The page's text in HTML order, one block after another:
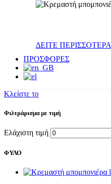
ΔΕΙΤΕ ΠΕΡΙΣΣΟΤΕΡΑ
ΠΡΟΣΦΟΡΕΣ
Κλείστε το
Φιλτράρισμα με τιμή
Ελάχιστη τιμή
ΦΥΛΟ